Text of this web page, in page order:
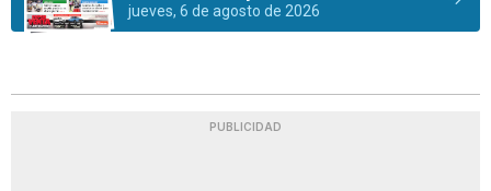
jueves, 6 de agosto de 2026
PUBLICIDAD